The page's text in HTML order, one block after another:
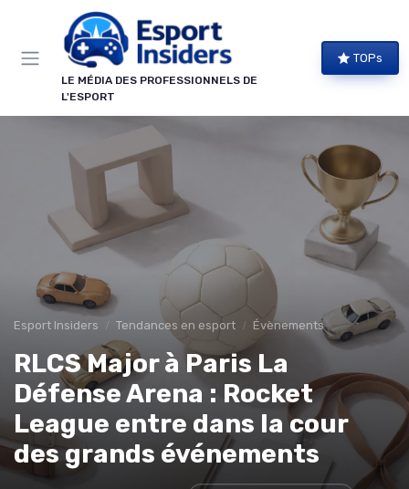
LE MÉDIA DES PROFESSIONNELS DE
L'ESPORT
TOPs
Esport Insiders Tendances en esport Évènements
RLCS Major à Paris La
Défense Arena : Rocket
League entre dans la cour
des grands événements
Panneau de gestion des cookies